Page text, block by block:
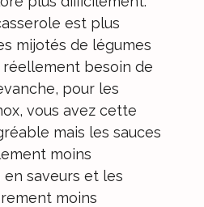
est plus
mijotés de légumes
réellement besoin de
pour les
vous avez cette
mais les sauces
moins
saveurs et les
moins